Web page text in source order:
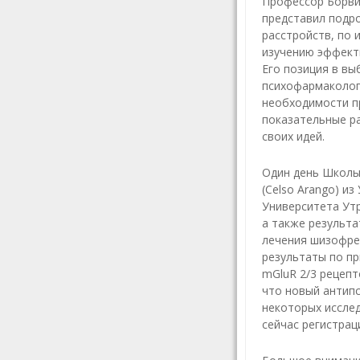
представил
расстройств, по
изучению
Его позиция в
необходимости
показательные
своих идей.
Один день
(Celso Arango)
Университета
а также
лечения
результаты по
mGluR 2/3
что новый
некоторых
сейчас